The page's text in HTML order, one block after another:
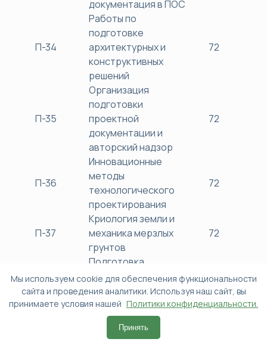
документация в ПОС
П-34
Работы по
подготовке
архитектурных и
конструктивных
решений
72
П-35
Организация
подготовки
проектной
документации и
авторский надзор
72
П-36
Инновационные
методы
технологического
проектирования
72
П-37
Криология земли и
механика мерзлых
грунтов
72
П-38
Подготовка
проектной
документации
объектов
капитального
строительства
72
Мы используем cookie для обеспечения функциональности
сайта и проведения аналитики. Используя наш сайт, вы
принимаете условия нашей Политики конфиденциальности.
Принять